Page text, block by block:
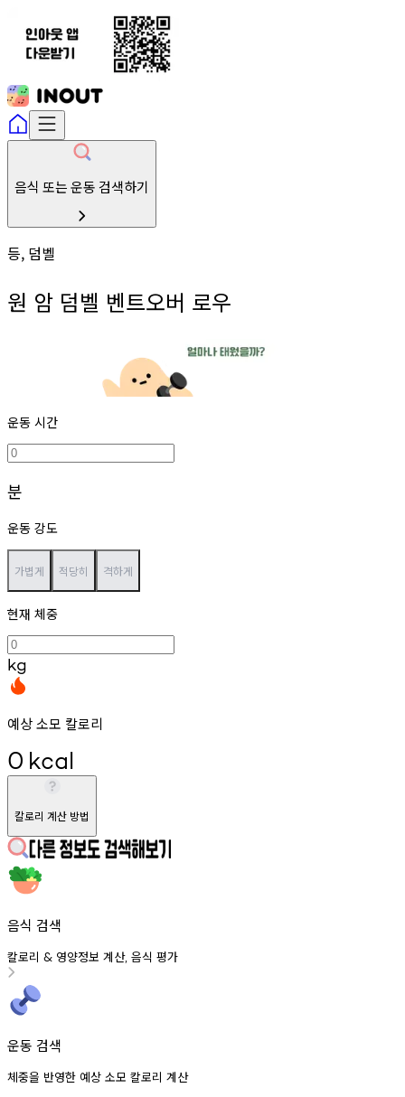
음식 또는 운동 검색하기
등, 덤벨
원 암 덤벨 벤트오버 로우
운동 시간
분
운동 강도
가볍게 적당히 격하게
현재 체중
kg
예상 소모 칼로리
0 kcal
칼로리 계산 방법
음식 검색
칼로리 & 영양정보 계산, 음식 평가
운동 검색
체중을 반영한 예상 소모 칼로리 계산